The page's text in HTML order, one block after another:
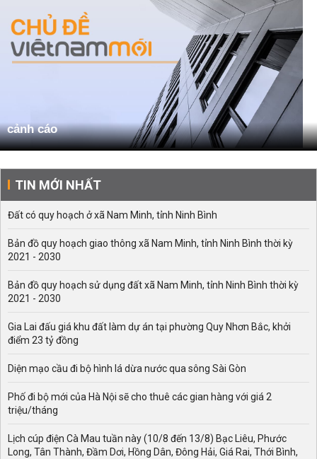
cảnh cáo
TIN MỚI NHẤT
Đất có quy hoạch ở xã Nam Minh, tỉnh Ninh Bình
Bản đồ quy hoạch giao thông xã Nam Minh, tỉnh Ninh Bình thời kỳ
2021 - 2030
Bản đồ quy hoạch sử dụng đất xã Nam Minh, tỉnh Ninh Bình thời kỳ
2021 - 2030
Gia Lai đấu giá khu đất làm dự án tại phường Quy Nhơn Bắc, khởi
điểm 23 tỷ đồng
Diện mạo cầu đi bộ hình lá dừa nước qua sông Sài Gòn
Phố đi bộ mới của Hà Nội sẽ cho thuê các gian hàng với giá 2
triệu/tháng
Lịch cúp điện Cà Mau tuần này (10/8 đến 13/8) Bạc Liêu, Phước
Long, Tân Thành, Đầm Dơi, Hồng Dân, Đông Hải, Giá Rai, Thới Bình,